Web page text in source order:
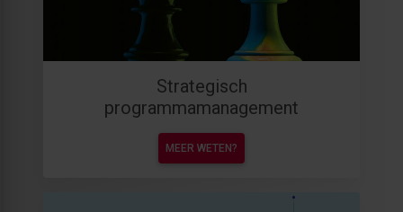
Strategisch
programmamanagement
MEER WETEN?